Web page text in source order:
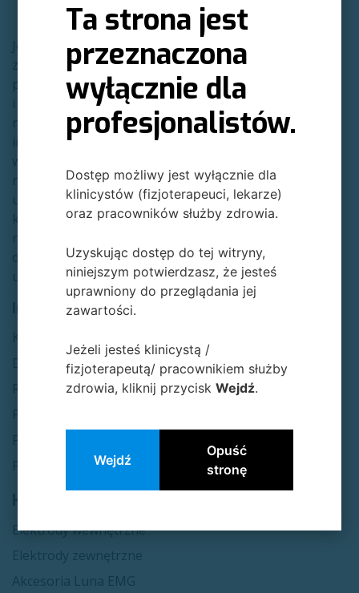
Jesteśmy polską firmą
zajmującą się
projektowaniem
i produkcją robotów
rehabilitacyjnych. Nasze
innowacyjne rozwiązania
neurologii, ortopedii,
urologii, onkologii,
kardiologii,a także w
długoterminowej,
uroginekologii i sporcie.​
Informacje
Dostawa i płatność
Regulamin sklepu
Polityka newslettera
Elektrody wewnętrzne
Elektrody zewnętrzne
Akcesoria Luna EMG
Ta strona jest
przeznaczona
wyłącznie dla
profesjonalistów.
Dostęp możliwy jest wyłącznie dla
klinicystów (fizjoterapeuci, lekarze)
oraz pracowników służby zdrowia.
Uzyskując dostęp do tej witryny,
niniejszym potwierdzasz, że jesteś
uprawniony do przeglądania jej
zawartości.
Jeżeli jesteś klinicystą /
fizjoterapeutą/ pracownikiem służby
zdrowia, kliknij przyciskWejdź.
Wejdź
Opuść
stronę